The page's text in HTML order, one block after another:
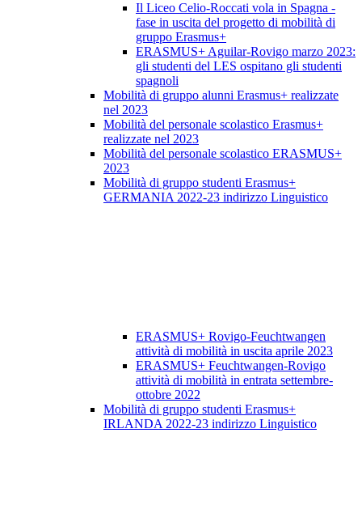
Il Liceo Celio-Roccati vola in Spagna -
fase in uscita del progetto di mobilità di
gruppo Erasmus+
ERASMUS+ Aguilar-Rovigo marzo 2023:
gli studenti del LES ospitano gli studenti
spagnoli
Mobilità di gruppo alunni Erasmus+ realizzate
nel 2023
Mobilità del personale scolastico Erasmus+
realizzate nel 2023
Mobilità del personale scolastico ERASMUS+
2023
Mobilità di gruppo studenti Erasmus+
GERMANIA 2022-23 indirizzo Linguistico
ERASMUS+ Rovigo-Feuchtwangen
attività di mobilità in uscita aprile 2023
ERASMUS+ Feuchtwangen-Rovigo
attività di mobilità in entrata settembre-
ottobre 2022
Mobilità di gruppo studenti Erasmus+
IRLANDA 2022-23 indirizzo Linguistico